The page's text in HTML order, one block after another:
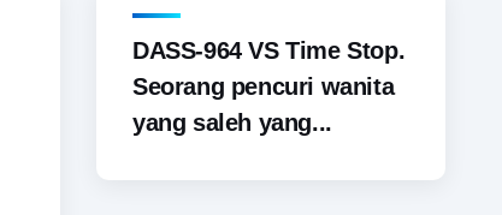
DASS-964 VS Time Stop.
Seorang pencuri wanita
yang saleh yang...